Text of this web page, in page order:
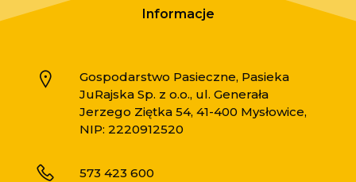
Informacje
Gospodarstwo Pasieczne, Pasieka
JuRajska Sp. z o.o., ul. Generała
Jerzego Ziętka 54, 41-400 Mysłowice,
NIP: 2220912520
573 423 600